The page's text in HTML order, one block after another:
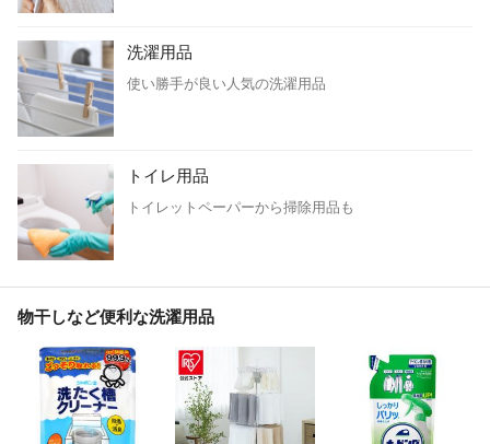
洗濯用品
使い勝手が良い人気の洗濯用品
トイレ用品
トイレットペーパーから掃除用品も
物干しなど便利な洗濯用品